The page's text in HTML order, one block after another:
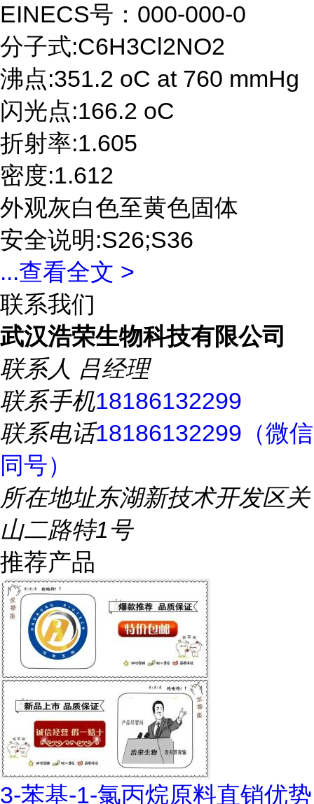
EINECS号：000-000-0
分子式:C6H3Cl2NO2
沸点:351.2 oC at 760 mmHg
闪光点:166.2 oC
折射率:1.605
密度:1.612
外观灰白色至黄色固体
安全说明:S26;S36
...查看全文 >
联系我们
武汉浩荣生物科技有限公司
联系人 吕经理
联系手机18186132299
联系电话18186132299（微信
同号）
所在地址东湖新技术开发区关
山二路特1号
推荐产品
3-苯基-1-氯丙烷原料直销优势